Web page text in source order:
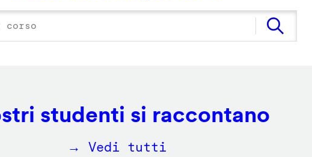
studenti si raccontano
→ Vedi tutti